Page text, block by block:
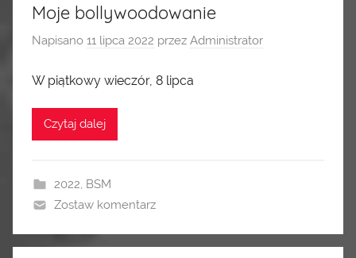
Moje bollywoodowanie
Napisano 11 lipca 2022 przez Administrator
W piątkowy wieczór, 8 lipca
Czytaj dalej
2022, BSM
Zostaw komentarz